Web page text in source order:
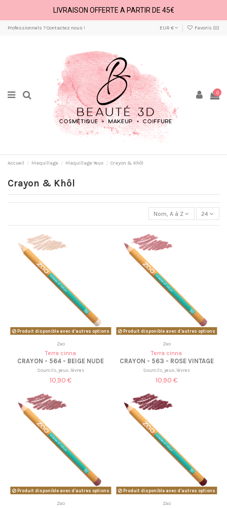
LIVRAISON OFFERTE A PARTIR DE 45€
Professionnels ? Contactez nous ! EUR € Favoris (0)
0
Accueil Maquillage Maquillage Yeux Crayon & Khôl
Crayon & Khôl
Nom, A à Z 24
Produit disponible avec d'autres options
Zao
Terra cinna
CRAYON - 564 - BEIGE NUDE
Sourcils, yeux, lèvres
10,90 €
Produit disponible avec d'autres options
Zao
Terra cinna
CRAYON - 563 - ROSE VINTAGE
Sourcils, yeux, lèvres
10,90 €
Produit disponible avec d'autres options
Zao
Produit disponible avec d'autres options
Zao